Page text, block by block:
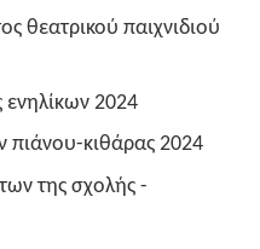
θεατρικού παιχνιδιού
ενηλίκων 2024
πιάνου-κιθάρας 2024
της σχολής -